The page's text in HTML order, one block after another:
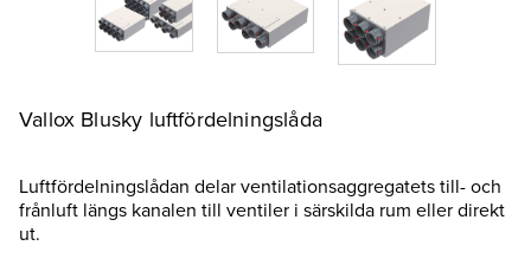
Vallox Blusky luftfördelningslåda
Luftfördelningslådan delar ventilationsaggregatets till- och
frånluft längs kanalen till ventiler i särskilda rum eller direkt
ut.